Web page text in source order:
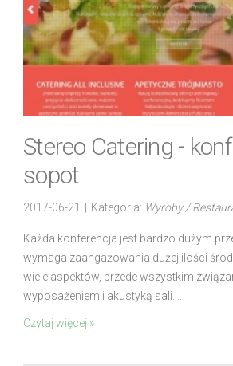
Stereo Catering -
sopot
2017-06-21 Kategoria: Wyroby /
Każda konferencja jest bardzo dużym
wymaga zaangażowania dużej ilości
wiele aspektów, przede wszystkim
wyposażeniem i akustyką sali....
Czytaj więcej »